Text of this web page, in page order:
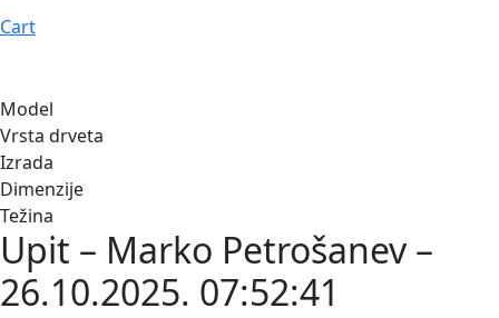
Cart
Model
Vrsta drveta
Izrada
Dimenzije
Težina
Upit – Marko Petrošanev –
26.10.2025. 07:52:41